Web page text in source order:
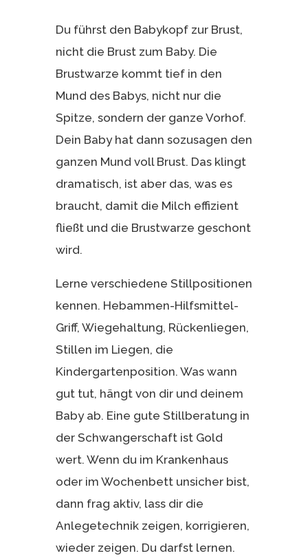
Du führst den Babykopf zur Brust,
nicht die Brust zum Baby. Die
Brustwarze kommt tief in den
Mund des Babys, nicht nur die
Spitze, sondern der ganze Vorhof.
Dein Baby hat dann sozusagen den
ganzen Mund voll Brust. Das klingt
dramatisch, ist aber das, was es
braucht, damit die Milch effizient
fließt und die Brustwarze geschont
wird.
Lerne verschiedene Stillpositionen
kennen. Hebammen-Hilfsmittel-
Griff, Wiegehaltung, Rückenliegen,
Stillen im Liegen, die
Kindergartenposition. Was wann
gut tut, hängt von dir und deinem
Baby ab. Eine gute Stillberatung in
der Schwangerschaft ist Gold
wert. Wenn du im Krankenhaus
oder im Wochenbett unsicher bist,
dann frag aktiv, lass dir die
Anlegetechnik zeigen, korrigieren,
wieder zeigen. Du darfst lernen.